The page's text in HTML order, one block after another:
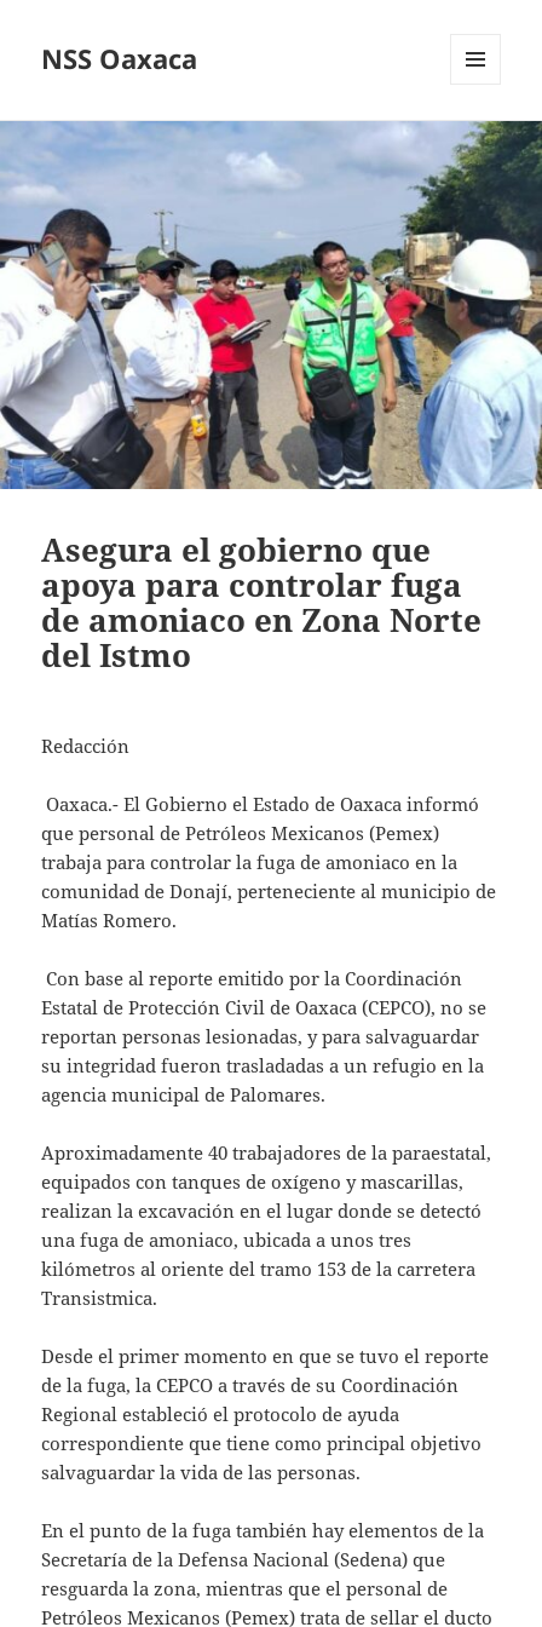
NSS Oaxaca
WIDGETS
Asegura el gobierno que
apoya para controlar fuga
de amoniaco en Zona Norte
del Istmo
Redacción
Oaxaca.- El Gobierno el Estado de Oaxaca informó
que personal de Petróleos Mexicanos (Pemex)
trabaja para controlar la fuga de amoniaco en la
comunidad de Donají, perteneciente al municipio de
Matías Romero.
Con base al reporte emitido por la Coordinación
Estatal de Protección Civil de Oaxaca (CEPCO), no se
reportan personas lesionadas, y para salvaguardar
su integridad fueron trasladadas a un refugio en la
agencia municipal de Palomares.
Aproximadamente 40 trabajadores de la paraestatal,
equipados con tanques de oxígeno y mascarillas,
realizan la excavación en el lugar donde se detectó
una fuga de amoniaco, ubicada a unos tres
kilómetros al oriente del tramo 153 de la carretera
Transistmica.
Desde el primer momento en que se tuvo el reporte
de la fuga, la CEPCO a través de su Coordinación
Regional estableció el protocolo de ayuda
correspondiente que tiene como principal objetivo
salvaguardar la vida de las personas.
En el punto de la fuga también hay elementos de la
Secretaría de la Defensa Nacional (Sedena) que
resguarda la zona, mientras que el personal de
Petróleos Mexicanos (Pemex) trata de sellar el ducto